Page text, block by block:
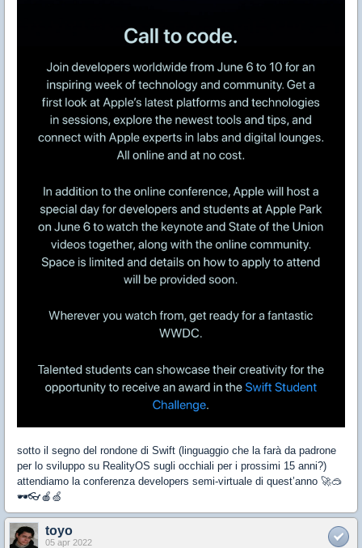
sotto il segno del rondone di Swift (linguaggio che la farà da padrone
per lo sviluppo su RealityOS sugli occhiali per i prossimi 15 anni?)
attendiamo la conferenza developers semi-virtuale di quest’anno 🚀🥽
🕶👓🍎🍏
toyo
05 apr 2022